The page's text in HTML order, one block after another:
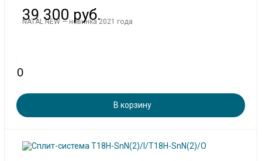
NATAL NEW — новинка 2021 года
39 300 руб.
В корзину